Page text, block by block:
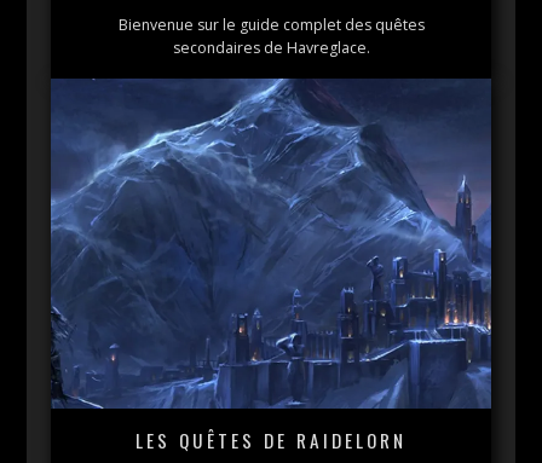
Bienvenue sur le guide complet des quêtes
secondaires de Havreglace.
LES QUÊTES DE RAIDELORN